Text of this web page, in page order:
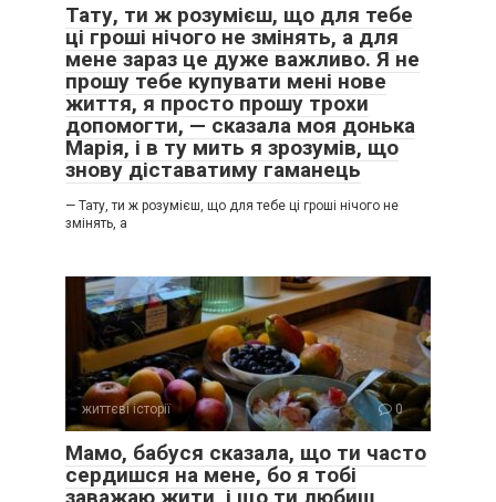
Тату, ти ж розумієш, що для тебе
ці гроші нічого не змінять, а для
мене зараз це дуже важливо. Я не
прошу тебе купувати мені нове
життя, я просто прошу трохи
допомогти, — сказала моя донька
Марія, і в ту мить я зрозумів, що
знову діставатиму гаманець
— Тату, ти ж розумієш, що для тебе ці гроші нічого не
змінять, а
життєві історії 0
Мамо, бабуся сказала, що ти часто
сердишся на мене, бо я тобі
заважаю жити, і що ти любиш